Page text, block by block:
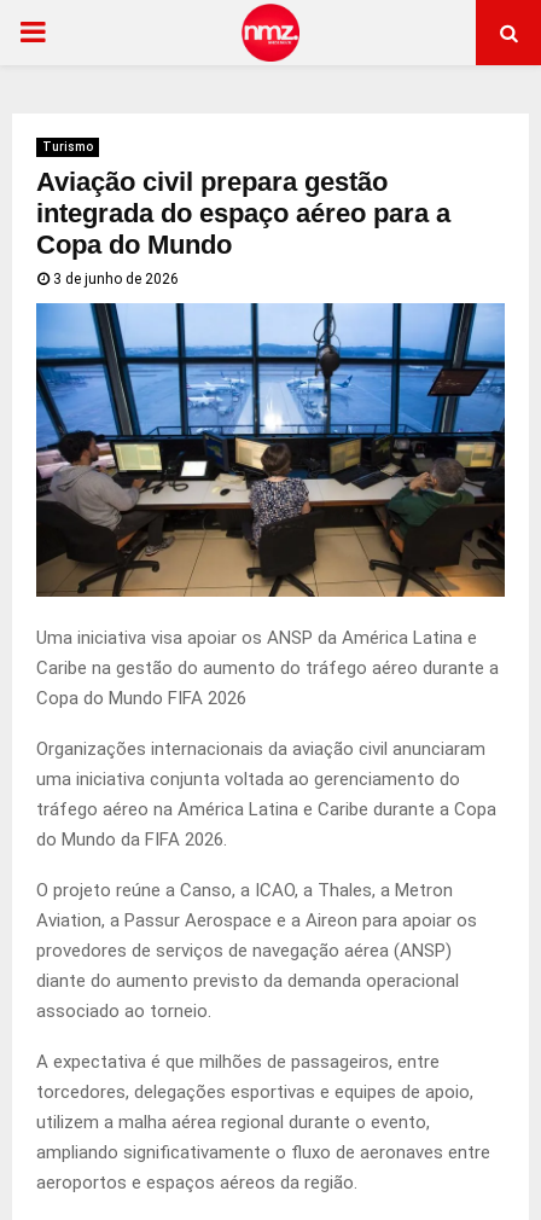
PRIMARY
Turismo
Aviação civil prepara gestão
integrada do espaço aéreo para a
Copa do Mundo
3 de junho de 2026
Uma iniciativa visa apoiar os ANSP da América Latina e
Caribe na gestão do aumento do tráfego aéreo durante a
Copa do Mundo FIFA 2026
Organizações internacionais da aviação civil anunciaram
uma iniciativa conjunta voltada ao gerenciamento do
tráfego aéreo na América Latina e Caribe durante a Copa
do Mundo da FIFA 2026.
O projeto reúne a Canso, a ICAO, a Thales, a Metron
Aviation, a Passur Aerospace e a Aireon para apoiar os
provedores de serviços de navegação aérea (ANSP)
diante do aumento previsto da demanda operacional
associado ao torneio.
A expectativa é que milhões de passageiros, entre
torcedores, delegações esportivas e equipes de apoio,
utilizem a malha aérea regional durante o evento,
ampliando significativamente o fluxo de aeronaves entre
aeroportos e espaços aéreos da região.